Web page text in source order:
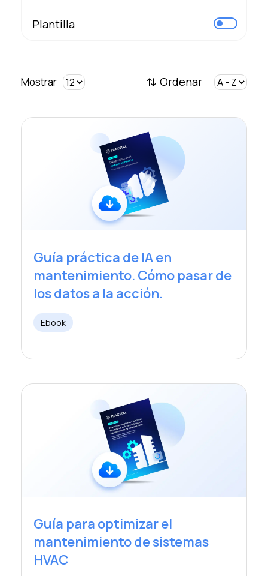
Plantilla
Mostrar Ordenar
Guía práctica de IA en
mantenimiento. Cómo pasar de
los datos a la acción.
Ebook
Guía para optimizar el
mantenimiento de sistemas
HVAC